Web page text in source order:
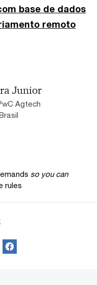
base de dados
remoto
Junior
Agtech
so you can
rules